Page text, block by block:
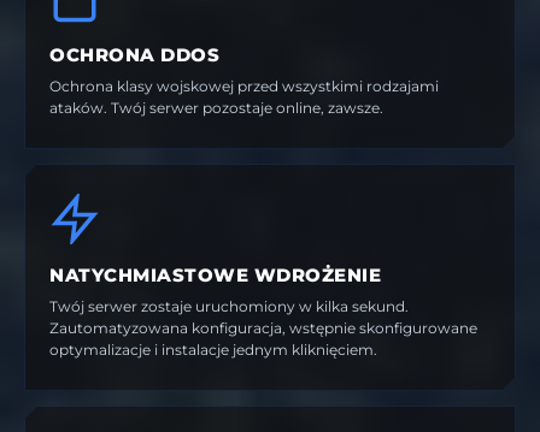
OCHRONA DDOS
Ochrona klasy wojskowej przed wszystkimi rodzajami
ataków. Twój serwer pozostaje online, zawsze.
NATYCHMIASTOWE WDROŻENIE
Twój serwer zostaje uruchomiony w kilka sekund.
Zautomatyzowana konfiguracja, wstępnie skonfigurowane
optymalizacje i instalacje jednym kliknięciem.